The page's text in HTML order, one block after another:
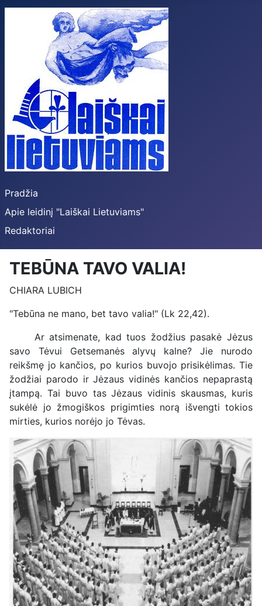
Pradžia
Apie leidinį "Laiškai Lietuviams"
Redaktoriai
TEBŪNA TAVO VALIA!
CHIARA LUBICH
"Tebūna ne mano, bet tavo valia!" (Lk 22,42).
Ar atsimenate, kad tuos žodžius pasakė Jėzus
savo Tėvui Getsemanės alyvų kalne? Jie nurodo
reikšmę jo kančios, po kurios buvojo prisikėlimas. Tie
žodžiai parodo ir Jėzaus vidinės kančios nepaprastą
įtampą. Tai buvo tas Jėzaus vidinis skausmas, kuris
sukėlė jo žmogiškos prigimties norą išvengti tokios
mirties, kurios norėjo jo Tėvas.